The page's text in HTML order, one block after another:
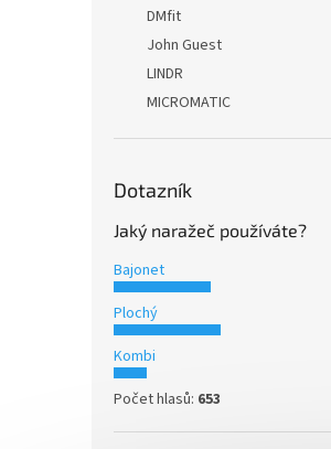
DMfit
John Guest
LINDR
MICROMATIC
Dotazník
Jaký naražeč používáte?
Bajonet
Plochý
Kombi
Počet hlasů: 653